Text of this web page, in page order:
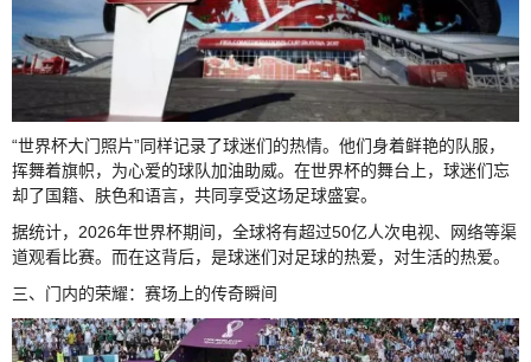
“世界杯大门照片”同样记录了球迷们的热情。他们身着鲜艳的队服，
挥舞着旗帜，为心爱的球队加油助威。在世界杯的舞台上，球迷们忘
却了国籍、肤色和语言，共同享受这场足球盛宴。
据统计，2026年世界杯期间，全球将有超过50亿人次电视、网络等渠
道观看比赛。而在这背后，是球迷们对足球的热爱，对生活的热爱。
三、门内的荣耀：赛场上的传奇瞬间